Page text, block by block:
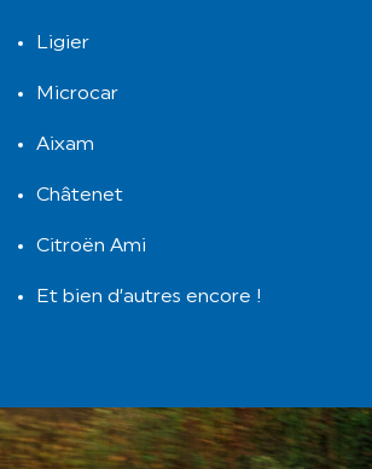
Ligier
Microcar
Aixam
Châtenet
Citroën Ami
Et bien d’autres encore !